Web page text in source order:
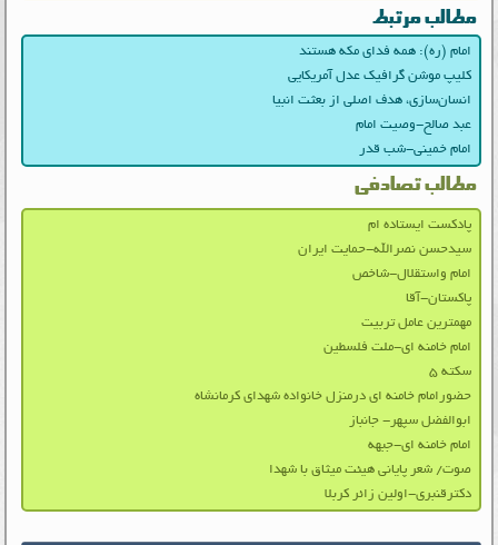
مطالب مرتبط
امام (ره): همه فدای مکه هستند
کلیپ موشن گرافیک عدل آمریکایی
انسان‌سازی، هدف اصلی از بعثت انبیا
عبد صالح-وصیت امام
امام خمینی-شب قدر
مطالب تصادفی
پادکست ایستاده ام
سیدحسن نصرالله-حمایت ایران
امام واستقلال-شاخص
پاکستان-آقا
مهمترین عامل تربیت
امام خامنه ای-ملت فلسطین
سکته ۵
حضورامام خامنه ای درمنزل خانواده شهدای کرمانشاه
ابوالفضل سپهر- جانباز
امام خامنه ای-جبهه
صوت/ شعر پایانی هیئت میثاق با شهدا
دکترقنبری-اولین زائر کربلا